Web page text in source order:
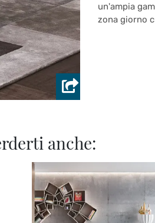
un'ampia
zona giorno
anche: